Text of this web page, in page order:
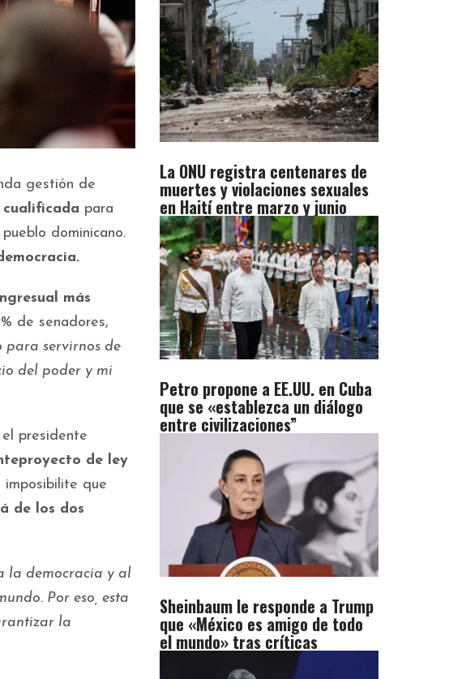
gestión de
para
dominicano.
más
de senadores,
para servirnos de
del poder y mi
el presidente
de ley
imposibilite que
de los dos
la democracia y al
Por eso, esta
la
La ONU registra centenares de
muertes y violaciones sexuales
en Haití entre marzo y junio
Petro propone a EE.UU. en Cuba
que se «establezca un diálogo
entre civilizaciones”
Sheinbaum le responde a Trump
que «México es amigo de todo
el mundo» tras críticas